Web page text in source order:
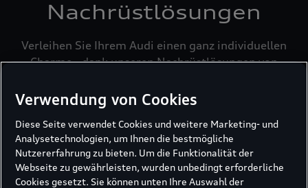
Nachrüstlösungen
Verleihen Sie Ihrem Audi einen ganz individuellen
Charme - dank unseren Nachrüstlösungen von
MarderabwehrsystemeoderZubehör für Ihr
- entdecken Sie zahlreiche Möglichkeiten
mit denen Sie zum Beispiel Audi
Assistenzsysteme nachrüsten können und die in
Funktion und Design optimal für Ihr Audi Modell
abgestimmt sind.
Verwendung von Cookies
Diese Seite verwendet Cookies und weitere Marketing- und
Analysetechnologien, um Ihnen die bestmögliche
Nutzererfahrung zu bieten. Um die Funktionalität der
Webseite zu gewährleisten, wurden unbedingt erforderliche
Cookies gesetzt. Sie können unten Ihre Auswahl der